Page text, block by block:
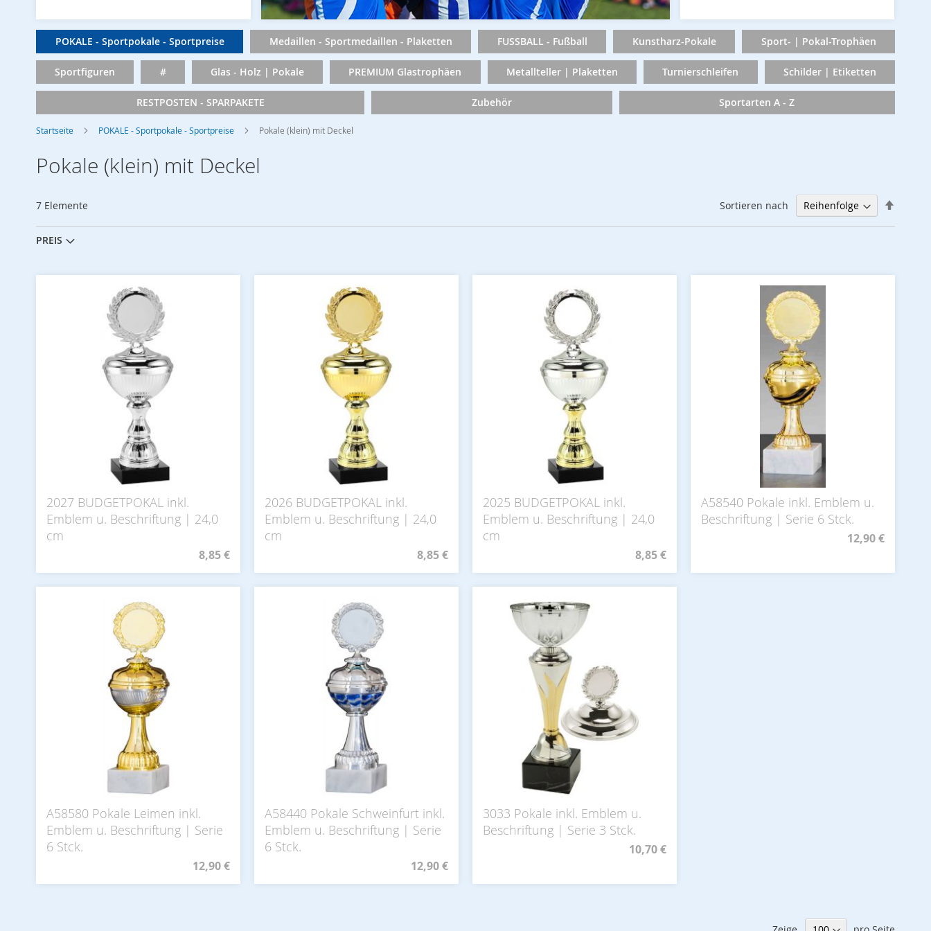
POKALE - Sportpokale - Sportpreise Medaillen - Sportmedaillen - Plaketten FUSSBALL - Fußball Kunstharz-Pokale Sport- | Pokal-Trophäen
Sportfiguren # Glas - Holz | Pokale PREMIUM Glastrophäen Metallteller | Plaketten Turnierschleifen Schilder | Etiketten
RESTPOSTEN - SPARPAKETE Zubehör Sportarten A - Z
Startseite POKALE - Sportpokale - Sportpreise Pokale (klein) mit Deckel
Pokale (klein) mit Deckel
PREIS
7 Elemente Sortieren nach
2027 BUDGETPOKAL inkl.
Emblem u. Beschriftung | 24,0
cm
8,85 €
2026 BUDGETPOKAL inkl.
Emblem u. Beschriftung | 24,0
cm
8,85 €
2025 BUDGETPOKAL inkl.
Emblem u. Beschriftung | 24,0
cm
8,85 €
A58540 Pokale inkl. Emblem u.
Beschriftung | Serie 6 Stck.
12,90 €
A58580 Pokale Leimen inkl.
Emblem u. Beschriftung | Serie
6 Stck.
12,90 €
A58440 Pokale Schweinfurt inkl.
Emblem u. Beschriftung | Serie
6 Stck.
12,90 €
3033 Pokale inkl. Emblem u.
Beschriftung | Serie 3 Stck.
10,70 €